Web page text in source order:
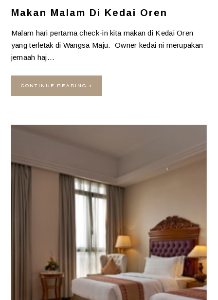
Makan Malam Di Kedai Oren
Malam hari pertama check-in kita makan di Kedai Oren
yang terletak di Wangsa Maju. Owner kedai ni merupakan
jemaah haj…
CONTINUE READING »